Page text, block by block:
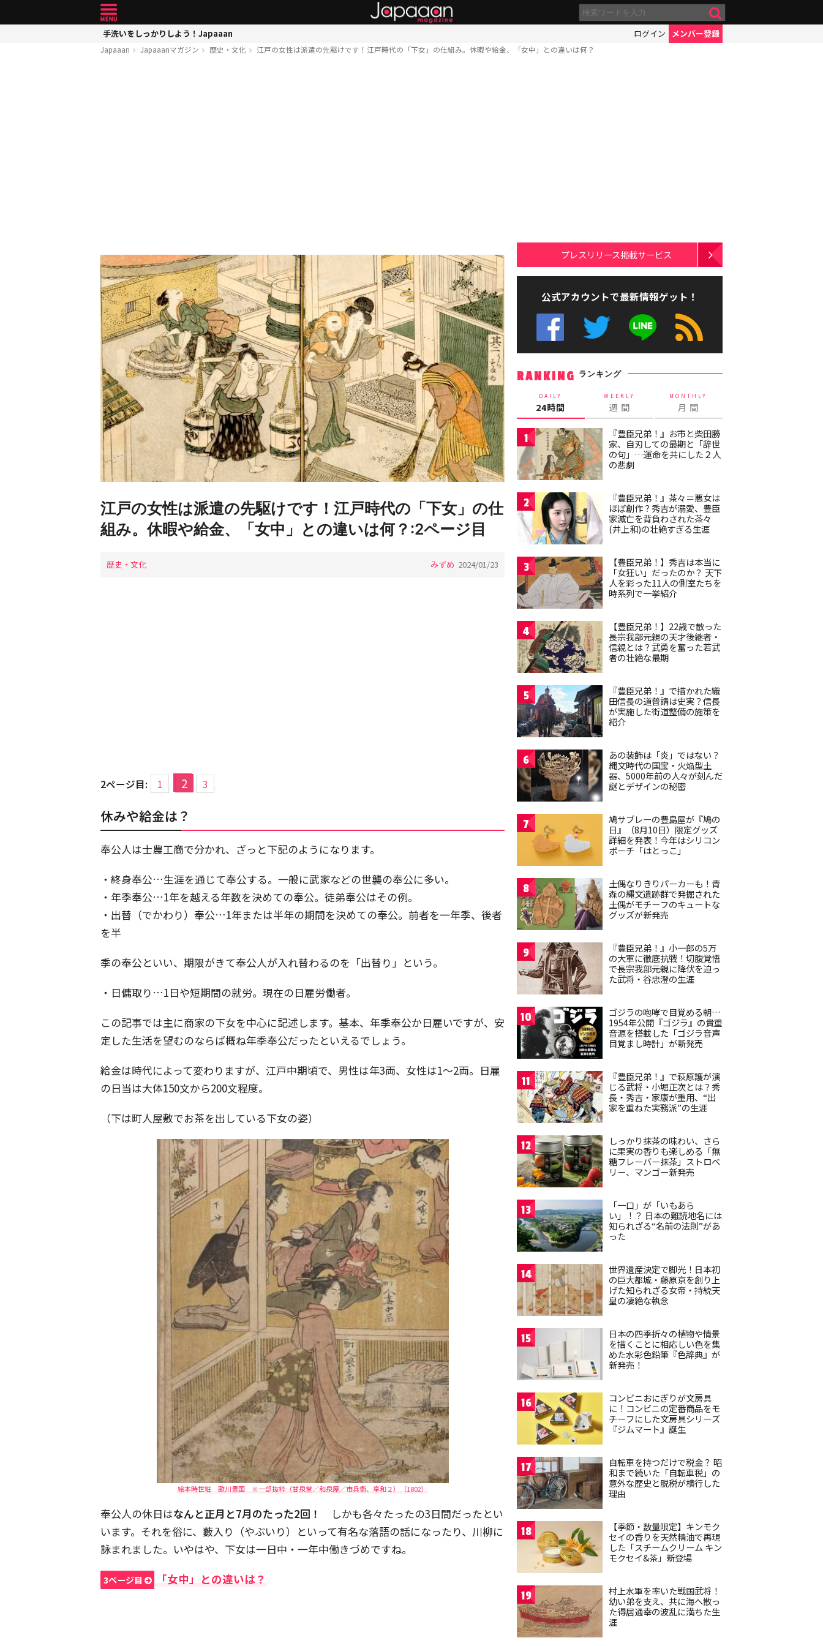
手洗いをしっかりしよう！Japaaan ログイン メンバー登録
Japaaan Japaaanマガジン 歴史・文化 江戸の女性は派遣の先駆けです！江戸時代の「下女」の仕組み。休暇や給金、「女中」との違いは何？
江戸の女性は派遣の先駆けです！江戸時代の「下女」の仕
組み。休暇や給金、「女中」との違いは何？:2ページ目
歴史・文化 みずめ 2024/01/23
2ページ目: 1 2 3
休みや給金は？
奉公人は士農工商で分かれ、ざっと下記のようになります。
・終身奉公…生涯を通じて奉公する。一般に武家などの世襲の奉公に多い。
・年季奉公…1年を越える年数を決めての奉公。徒弟奉公はその例。
・出替（でかわり）奉公…1年または半年の期間を決めての奉公。前者を一年季、後者
を半
季の奉公といい、期限がきて奉公人が入れ替わるのを「出替り」という。
・日傭取り…1日や短期間の就労。現在の日雇労働者。
この記事では主に商家の下女を中心に記述します。基本、年季奉公か日雇いですが、安
定した生活を望むのならば概ね年季奉公だったといえるでしょう。
給金は時代によって変わりますが、江戸中期頃で、男性は年3両、女性は1～2両。日雇
の日当は大体150文から200文程度。
（下は町人屋敷でお茶を出している下女の姿）
絵本時世粧 歌川豊国 ※一部抜粋（甘泉堂／和泉屋／市兵衞、享和２）（1802）
奉公人の休日はなんと正月と7月のたった2回！
しかも各々たったの3日間だったとい
います。それを俗に、藪入り（やぶいり）といって有名な落語の話になったり、川柳に
詠まれました。いやはや、下女は一日中・一年中働きづめですね。
3ページ目 「女中」との違いは？
プレスリリース掲載サービス
公式アカウントで最新情報ゲット！
RANKING ランキング
DAILY
24時間
WEEKLY
週 間
MONTHLY
月 間
1
『豊臣兄弟！』お市と柴田勝
家、自刃しての最期と「辞世
の句」…運命を共にした２人
の悲劇
2
『豊臣兄弟！』茶々＝悪女は
ほぼ創作？秀吉が溺愛、豊臣
家滅亡を背負わされた茶々
(井上和)の壮絶すぎる生涯
3
【豊臣兄弟！】秀吉は本当に
「女狂い」だったのか？ 天下
人を彩った11人の側室たちを
時系列で一挙紹介
4
【豊臣兄弟！】22歳で散った
長宗我部元親の天才後継者・
信親とは？武勇を奮った若武
者の壮絶な最期
5
『豊臣兄弟！』で描かれた織
田信長の道普請は史実？信長
が実施した街道整備の施策を
紹介
6
あの装飾は「炎」ではない？
縄文時代の国宝・火焔型土
器、5000年前の人々が刻んだ
謎とデザインの秘密
7
鳩サブレーの豊島屋が『鳩の
日』（8月10日）限定グッズ
詳細を発表！今年はシリコン
ポーチ「はとっこ」
8
土偶なりきりパーカーも！青
森の縄文遺跡群で発掘された
土偶がモチーフのキュートな
グッズが新発売
9
『豊臣兄弟！』小一郎の5万
の大軍に徹底抗戦！切腹覚悟
で長宗我部元親に降伏を迫っ
た武将・谷忠澄の生涯
10
ゴジラの咆哮で目覚める朝…
1954年公開『ゴジラ』の貴重
音源を搭載した「ゴジラ音声
目覚まし時計」が新発売
11
『豊臣兄弟！』で萩原護が演
じる武将・小堀正次とは？秀
長・秀吉・家康が重用、“出
家を重ねた実務派”の生涯
12
しっかり抹茶の味わい、さら
に果実の香りも楽しめる「無
糖フレーバー抹茶」ストロベ
リー、マンゴー新発売
13
「一口」が「いもあら
い」！？ 日本の難読地名には
知られざる“名前の法則”があ
った
14
世界遺産決定で脚光！日本初
の巨大都城・藤原京を創り上
げた知られざる女帝・持統天
皇の凄絶な執念
15
日本の四季折々の植物や情景
を描くことに相応しい色を集
めた水彩色鉛筆『色辞典』が
新発売！
16
コンビニおにぎりが文房具
に！コンビニの定番商品をモ
チーフにした文房具シリーズ
『ジムマート』誕生
17
自転車を持つだけで税金？ 昭
和まで続いた「自転車税」の
意外な歴史と脱税が横行した
理由
18
【季節・数量限定】キンモク
セイの香りを天然精油で再現
した「スチームクリーム キン
モクセイ&茶」新登場
19
村上水軍を率いた戦国武将！
幼い弟を支え、共に海へ散っ
た得居通幸の波乱に満ちた生
涯